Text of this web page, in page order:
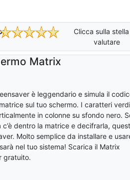
Clicca sulla
valutare
Matrix
è leggendario e simula il
sul tuo schermo. I caratteri verdi
in colonne su sfondo nero.
c’è dentro la matrice e decifrarla,
Molto semplice da installare e
nel tuo sistema! Scarica il Matrix
gratuito.